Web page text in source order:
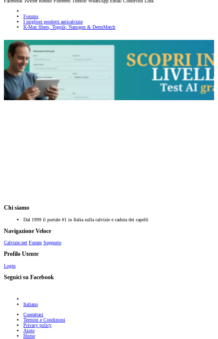
Forums
I migliori prodotti anticalvizie
K-Max fibers, Toppik, Nanogen & DermMatch
Chi siamo
Dal 1999 il portale #1 in Italia sulla calvizie e caduta dei capelli
Navigazione Veloce
Calvizie.net Forum Supporto
Profilo Utente
Login
Seguici su Facebook
Italiano
Contattaci
Termini e Condizioni
Privacy policy
Aiuto
Home